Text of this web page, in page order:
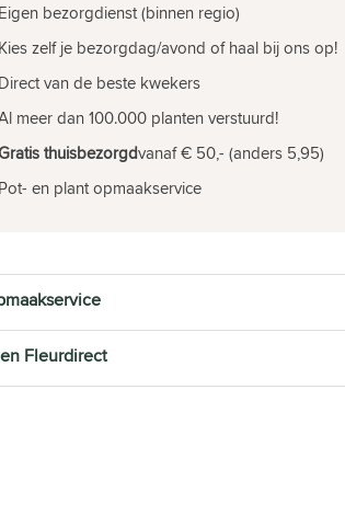
Eigen bezorgdienst (binnen regio)
Kies zelf je bezorgdag/avond of haal bij ons op!
Direct van de beste kwekers
meer dan 100.000 planten verstuurd!
thuisbezorgdvanaf € 50,- (anders 5,95)
Pot- en plant opmaakservice
Fleurdirect